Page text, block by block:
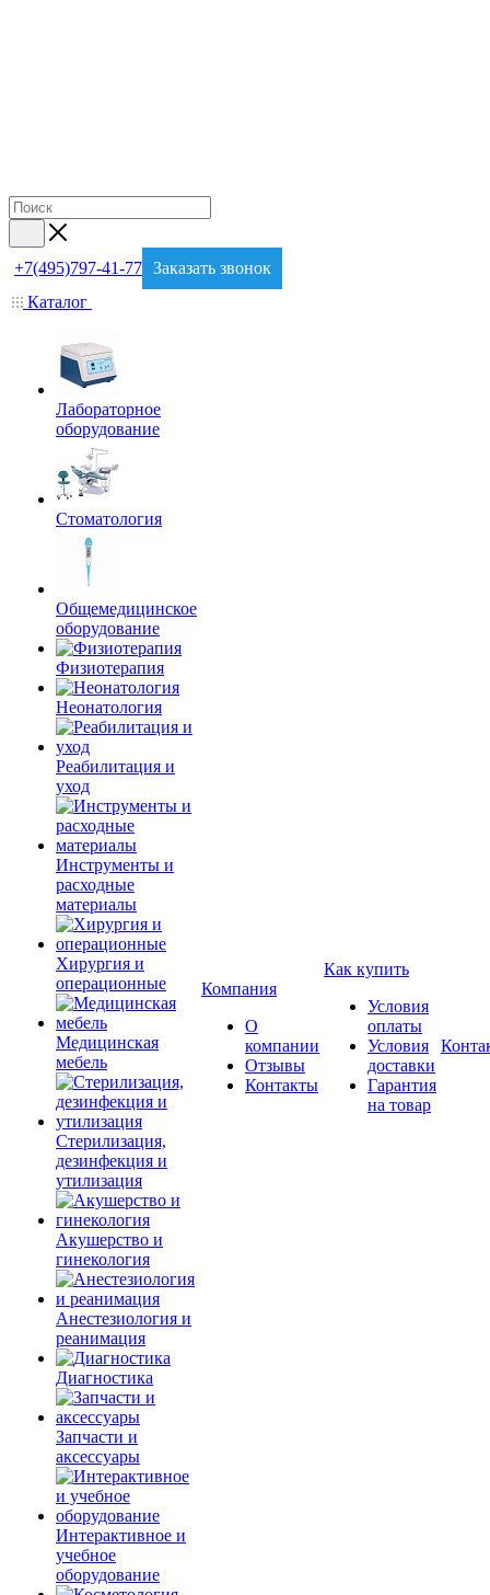
+7(495)797-41-77 Заказать звонок
Каталог
Лабораторное
оборудование
Стоматология
Общемедицинское
оборудование
Физиотерапия
Неонатология
Реабилитация и
уход
Инструменты и
расходные
материалы
Хирургия и
операционные
Медицинская
мебель
Стерилизация,
дезинфекция и
утилизация
Акушерство и
гинекология
Анестезиология и
реанимация
Диагностика
Запчасти и
аксессуары
Интерактивное и
учебное
оборудование
Компания
О
компании
Отзывы
Контакты
Как купить
Условия
оплаты
Условия
доставки
Гарантия
на товар